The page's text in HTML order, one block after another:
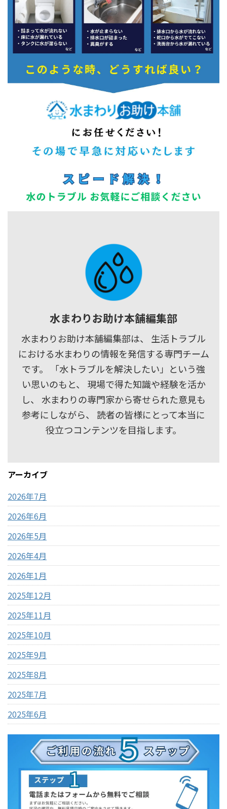
水まわりお助け本舗編集部
水まわりお助け本舗編集部は、 生活トラブル
における水まわりの情報を発信する専門チーム
です。 「水トラブルを解決したい」という強
い思いのもと、 現場で得た知識や経験を活か
し、 水まわりの専門家から寄せられた意見も
参考にしながら、 読者の皆様にとって本当に
役立つコンテンツを目指します。
アーカイブ
2026年7月
2026年6月
2026年5月
2026年4月
2026年1月
2025年12月
2025年11月
2025年10月
2025年9月
2025年8月
2025年7月
2025年6月